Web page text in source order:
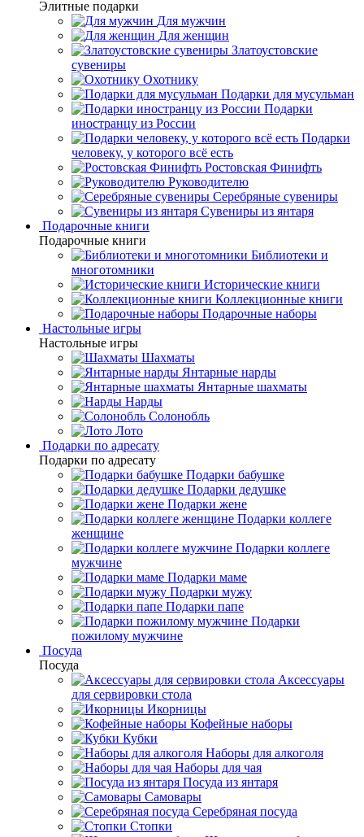
Элитные подарки
Для мужчин
Для женщин
Златоустовские
сувениры
Охотнику
Подарки для мусульман
Подарки
иностранцу из России
Подарки
человеку, у которого всё есть
Ростовская Финифть
Руководителю
Серебряные сувениры
Сувениры из янтаря
Подарочные книги
Подарочные книги
Библиотеки и
многотомники
Исторические книги
Коллекционные книги
Подарочные наборы
Настольные игры
Настольные игры
Шахматы
Янтарные нарды
Янтарные шахматы
Нарды
Солонобль
Лото
Подарки по адресату
Подарки по адресату
Подарки бабушке
Подарки дедушке
Подарки жене
Подарки коллеге
женщине
Подарки коллеге
мужчине
Подарки маме
Подарки мужу
Подарки папе
Подарки
пожилому мужчине
Посуда
Посуда
Аксессуары
для сервировки стола
Икорницы
Кофейные наборы
Кубки
Наборы для алкоголя
Наборы для чая
Посуда из янтаря
Самовары
Серебряная посуда
Стопки